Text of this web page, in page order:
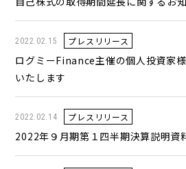
2022.02.15 プレスリリース
ログミーFinance主催の個人投資家
いたします
2022.02.14 プレスリリース
2022年９月期第１四半期決算説明資